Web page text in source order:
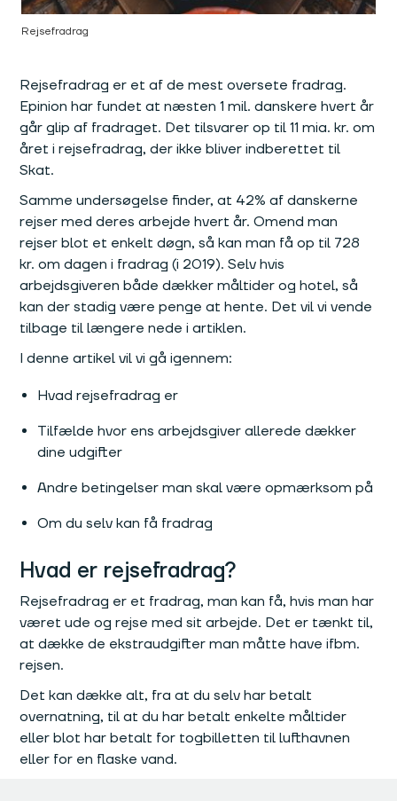
Rejsefradrag
Rejsefradrag er et af de mest oversete fradrag.
Epinion har fundet at næsten 1 mil. danskere hvert år
går glip af fradraget. Det tilsvarer op til 11 mia. kr. om
året i rejsefradrag, der ikke bliver indberettet til
Skat.
Samme undersøgelse finder, at 42% af danskerne
rejser med deres arbejde hvert år. Omend man
rejser blot et enkelt døgn, så kan man få op til 728
kr. om dagen i fradrag (i 2019). Selv hvis
arbejdsgiveren både dækker måltider og hotel, så
kan der stadig være penge at hente. Det vil vi vende
tilbage til længere nede i artiklen.
I denne artikel vil vi gå igennem:
Hvad rejsefradrag er
Tilfælde hvor ens arbejdsgiver allerede dækker
dine udgifter
Andre betingelser man skal være opmærksom på
Om du selv kan få fradrag
Hvad er rejsefradrag?
Rejsefradrag er et fradrag, man kan få, hvis man har
været ude og rejse med sit arbejde. Det er tænkt til,
at dække de ekstraudgifter man måtte have ifbm.
rejsen.
Det kan dække alt, fra at du selv har betalt
overnatning, til at du har betalt enkelte måltider
eller blot har betalt for togbilletten til lufthavnen
eller for en flaske vand.